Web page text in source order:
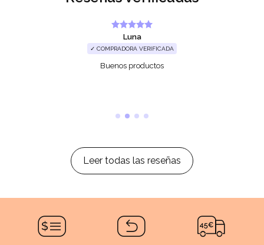
Luna
✓ COMPRADORA VERIFICADA
Buenos productos
Leer todas las reseñas